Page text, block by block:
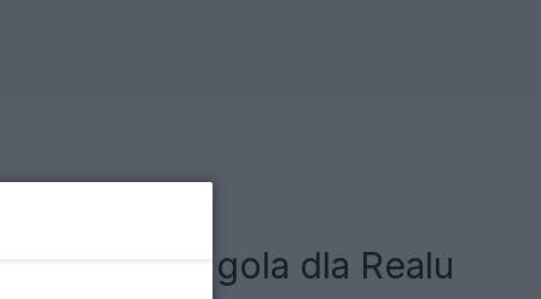
zdobył gola dla Realu